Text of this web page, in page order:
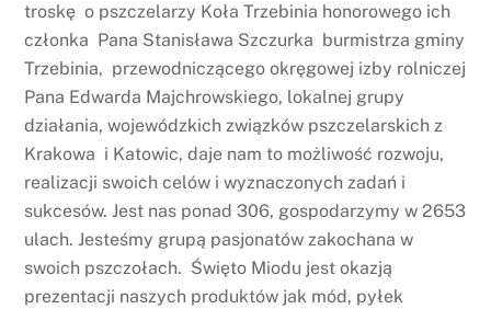
troskę o pszczelarzy Koła Trzebinia honorowego ich
członka Pana Stanisława Szczurka burmistrza gminy
Trzebinia, przewodniczącego okręgowej izby rolniczej
Pana Edwarda Majchrowskiego, lokalnej grupy
działania, wojewódzkich związków pszczelarskich z
Krakowa i Katowic, daje nam to możliwość rozwoju,
realizacji swoich celów i wyznaczonych zadań i
sukcesów. Jest nas ponad 306, gospodarzymy w 2653
ulach. Jesteśmy grupą pasjonatów zakochana w
swoich pszczołach. Święto Miodu jest okazją
prezentacji naszych produktów jak mód, pyłek